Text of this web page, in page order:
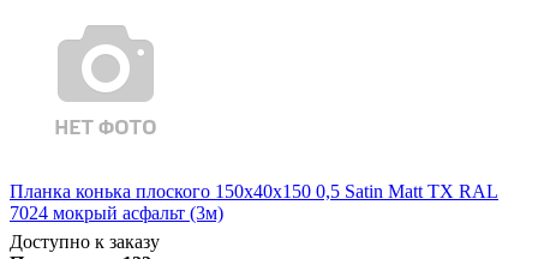
Планка конька плоского 150х40х150 0,5 Satin Matt TX RAL
7024 мокрый асфальт (3м)
Доступно к заказу